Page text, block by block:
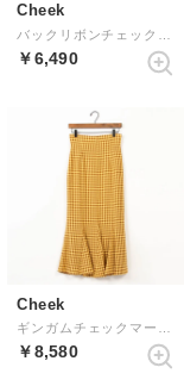
Cheek
￥6,490
Cheek
￥8,580